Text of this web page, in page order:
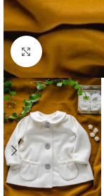
Click to